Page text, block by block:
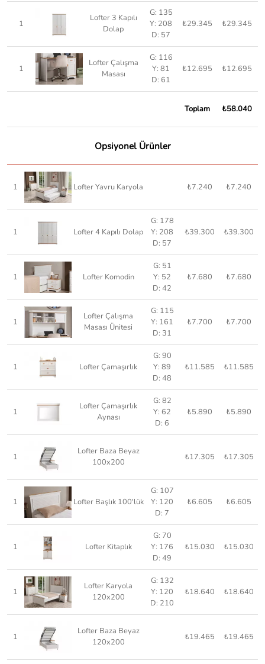
1
Lofter 3 Kapılı
Dolap
G: 135
Y: 208
D: 57
₺29.345 ₺29.345
1
Lofter Çalışma
Masası
G: 116
Y: 81
D: 61
₺12.695 ₺12.695
Toplam ₺58.040
Opsiyonel Ürünler
1 Lofter Yavru Karyola ₺7.240 ₺7.240
1 Lofter 4 Kapılı Dolap
G: 178
Y: 208
D: 57
₺39.300 ₺39.300
1 Lofter Komodin
G: 51
Y: 52
D: 42
₺7.680 ₺7.680
1
Lofter Çalışma
Masası Ünitesi
G: 115
Y: 161
D: 31
₺7.700 ₺7.700
1 Lofter Çamaşırlık
G: 90
Y: 89
D: 48
₺11.585 ₺11.585
1
Lofter Çamaşırlık
Aynası
G: 82
Y: 62
D: 6
₺5.890 ₺5.890
1
Lofter Baza Beyaz
100x200
₺17.305 ₺17.305
1 Lofter Başlık 100'lük
G: 107
Y: 120
D: 7
₺6.605 ₺6.605
1 Lofter Kitaplık
G: 70
Y: 176
D: 49
₺15.030 ₺15.030
1
Lofter Karyola
120x200
G: 132
Y: 120
D: 210
₺18.640 ₺18.640
1
Lofter Baza Beyaz
120x200
₺19.465 ₺19.465